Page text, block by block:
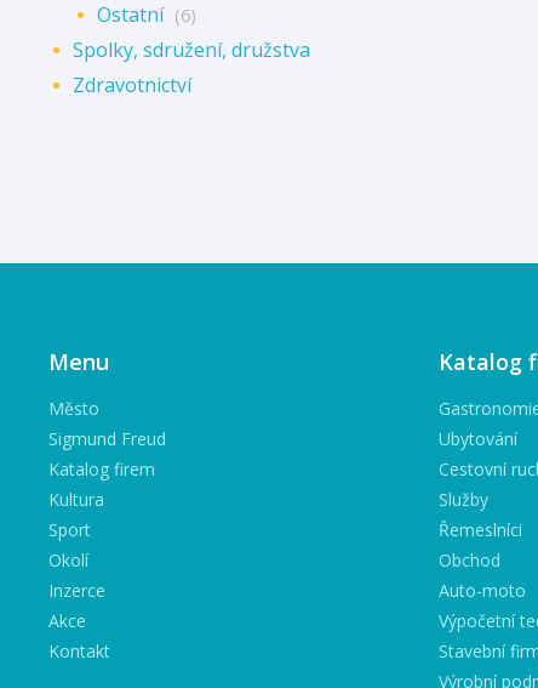
Ostatní (6)
Spolky, sdružení, družstva
Zdravotnictví
Menu
Město
Sigmund Freud
Katalog firem
Kultura
Sport
Okolí
Inzerce
Akce
Kontakt
Katalog
Ubytování
Cestovní
Služby
Řemeslníci
Obchod
Auto-moto
Výpočetní
Stavební
Výrobní